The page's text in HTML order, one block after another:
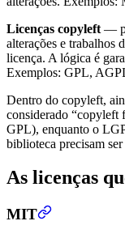
Licenças copyleft —
alterações e trabalhos
licença. A lógica é
Exemplos: GPL,
Dentro do copyleft,
considerado “copyleft
GPL), enquanto o
biblioteca precisam ser
As licenças
MIT